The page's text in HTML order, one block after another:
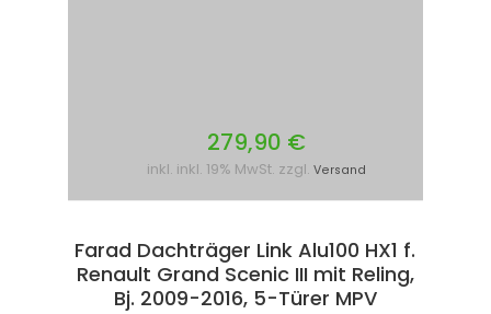
279,90 €
inkl. inkl. 19% MwSt. zzgl. Versand
Farad Dachträger Link Alu100 HX1 f.
Renault Grand Scenic III mit Reling,
Bj. 2009-2016, 5-Türer MPV